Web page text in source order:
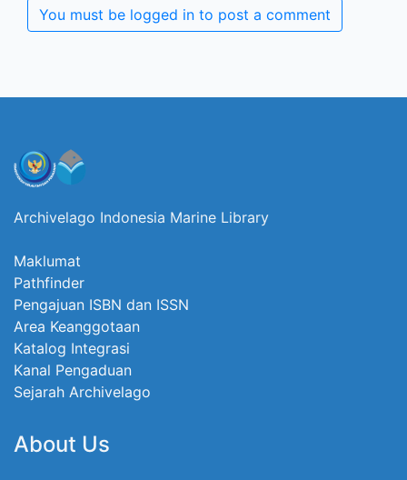
You must be logged in to post a comment
Archivelago Indonesia Marine Library
Maklumat
Pathfinder
Pengajuan ISBN dan ISSN
Area Keanggotaan
Katalog Integrasi
Kanal Pengaduan
Sejarah Archivelago
About Us